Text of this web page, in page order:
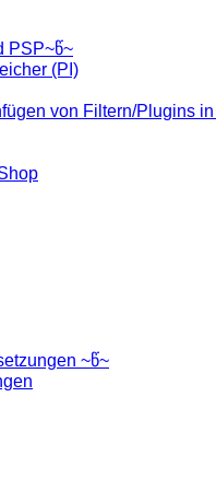
PSP~წ~
(PI)
von Filtern/Plugins in
~წ~